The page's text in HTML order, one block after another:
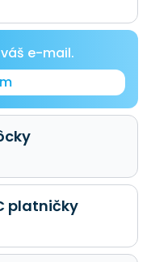
e-mail.
platničky